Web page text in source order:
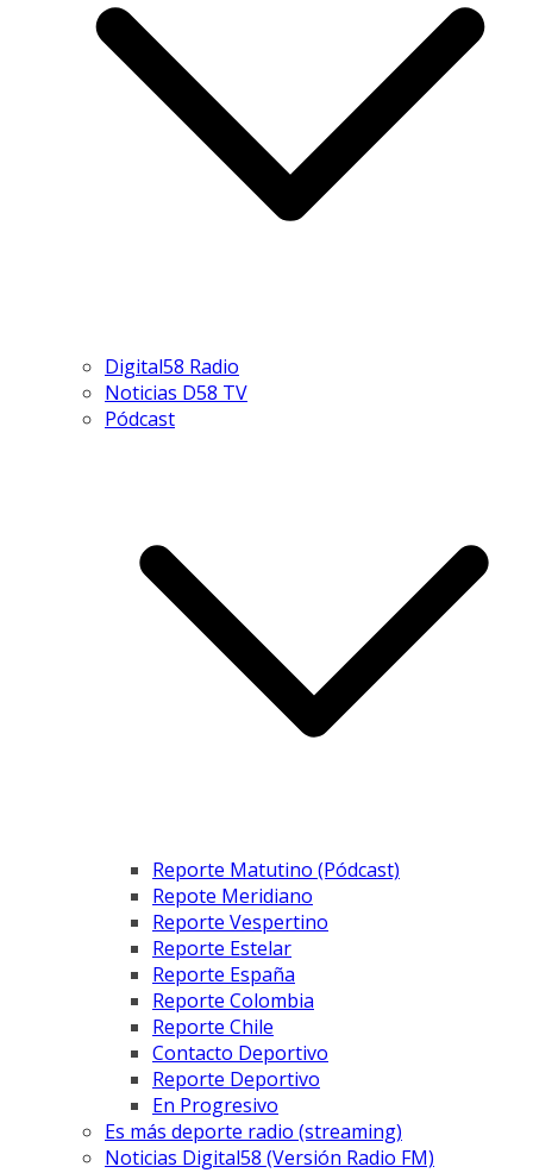
Digital58 Radio
Noticias D58 TV
Pódcast
Reporte Matutino (Pódcast)
Repote Meridiano
Reporte Vespertino
Reporte Estelar
Reporte España
Reporte Colombia
Reporte Chile
Contacto Deportivo
Reporte Deportivo
En Progresivo
Es más deporte radio (streaming)
Noticias Digital58 (Versión Radio FM)